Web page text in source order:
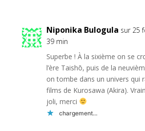
Niponika Bulogula sur 25
39 min
Superbe ! À la sixième on se
l’ère Taishō, puis de la
on tombe dans un univers qui
films de Kurosawa (Akira).
joli, merci
chargement…